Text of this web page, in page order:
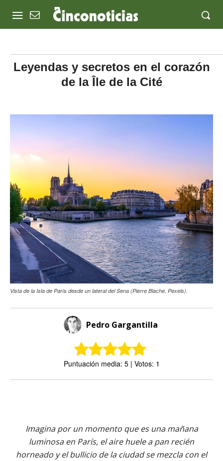
Leyendas y secretos en el corazón
de la Île de la Cité
Vista de la Isla de París desde un lateral del Sena (Pierre Blache, Pexels).
Pedro Gargantilla
Puntuación media: 5 | Votos: 1
Imagina por un momento que es una mañana
luminosa en París, el aire huele a pan recién
horneado y el bullicio de la ciudad se mezcla con el